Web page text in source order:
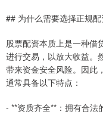
## 为什么需要选择正规配
股票配资本质上是一种借
进行交易，以放大收益。
带来资金安全风险。因此
通常具备以下特点：
- **资质齐全**：拥有合法